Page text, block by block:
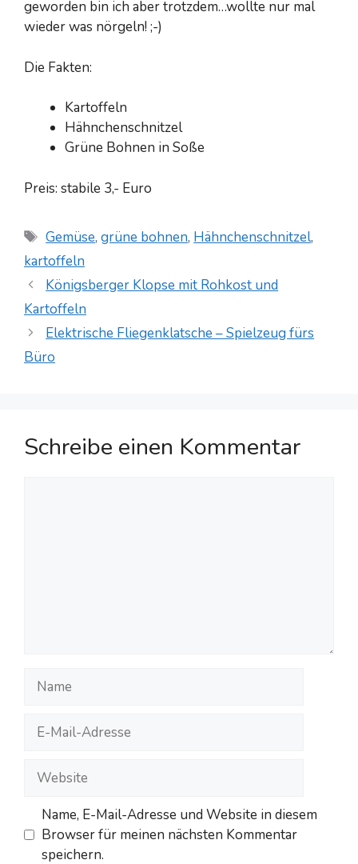
geworden bin ich aber trotzdem…wollte nur mal
wieder was nörgeln! ;-)
Die Fakten:
Kartoffeln
Hähnchenschnitzel
Grüne Bohnen in Soße
Preis: stabile 3,- Euro
Schlagwörter
Gemüse,grüne bohnen, Hähnchenschnitzel,
kartoffeln
Königsberger Klopse mit Rohkost und
Kartoffeln
Elektrische Fliegenklatsche – Spielzeug fürs
Büro
Schreibe einen Kommentar
Name
Mail-
Website
Name, E-Mail-Adresse und Website in diesem
Browser für meinen nächsten Kommentar
speichern.